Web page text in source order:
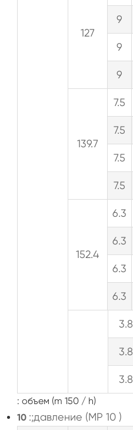
127
9
9
9
139.7
7.5
7.5
7.5
7.5
152.4
6.3
6.3
6.3
6.3
3.8
3.8
3.8
: объем (m 150 / h)
10 :;давление (MP 10 )